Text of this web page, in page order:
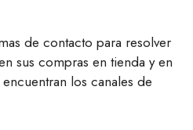
de contacto para resolver
sus compras en tienda y en
los canales de